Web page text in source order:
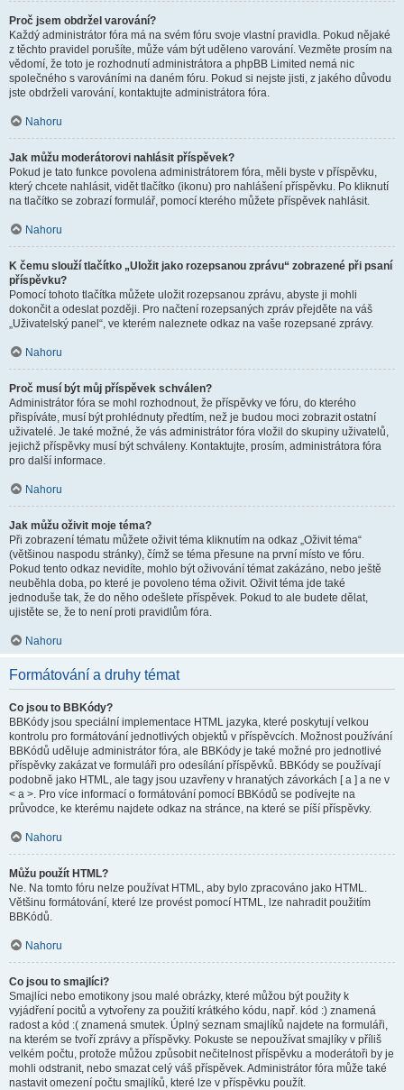
Proč jsem obdržel varování?
Každý administrátor fóra má na svém fóru svoje vlastní pravidla. Pokud nějaké
z těchto pravidel porušíte, může vám být uděleno varování. Vezměte prosím na
vědomí, že toto je rozhodnutí administrátora a phpBB Limited nemá nic
společného s varováními na daném fóru. Pokud si nejste jisti, z jakého důvodu
jste obdrželi varování, kontaktujte administrátora fóra.
Nahoru
Jak můžu moderátorovi nahlásit příspěvek?
Pokud je tato funkce povolena administrátorem fóra, měli byste v příspěvku,
který chcete nahlásit, vidět tlačítko (ikonu) pro nahlášení příspěvku. Po kliknutí
na tlačítko se zobrazí formulář, pomocí kterého můžete příspěvek nahlásit.
Nahoru
K čemu slouží tlačítko „Uložit jako rozepsanou zprávu“ zobrazené při psaní
příspěvku?
Pomocí tohoto tlačítka můžete uložit rozepsanou zprávu, abyste ji mohli
dokončit a odeslat později. Pro načtení rozepsaných zpráv přejděte na váš
„Uživatelský panel“, ve kterém naleznete odkaz na vaše rozepsané zprávy.
Nahoru
Proč musí být můj příspěvek schválen?
Administrátor fóra se mohl rozhodnout, že příspěvky ve fóru, do kterého
přispíváte, musí být prohlédnuty předtím, než je budou moci zobrazit ostatní
uživatelé. Je také možné, že vás administrátor fóra vložil do skupiny uživatelů,
jejichž příspěvky musí být schváleny. Kontaktujte, prosím, administrátora fóra
pro další informace.
Nahoru
Jak můžu oživit moje téma?
Při zobrazení tématu můžete oživit téma kliknutím na odkaz „Oživit téma“
(většinou naspodu stránky), čímž se téma přesune na první místo ve fóru.
Pokud tento odkaz nevidíte, mohlo být oživování témat zakázáno, nebo ještě
neuběhla doba, po které je povoleno téma oživit. Oživit téma jde také
jednoduše tak, že do něho odešlete příspěvek. Pokud to ale budete dělat,
ujistěte se, že to není proti pravidlům fóra.
Nahoru
Formátování a druhy témat
Co jsou to BBKódy?
BBKódy jsou speciální implementace HTML jazyka, které poskytují velkou
kontrolu pro formátování jednotlivých objektů v příspěvcích. Možnost používání
BBKódů uděluje administrátor fóra, ale BBKódy je také možné pro jednotlivé
příspěvky zakázat ve formuláři pro odesílání příspěvků. BBKódy se používají
podobně jako HTML, ale tagy jsou uzavřeny v hranatých závorkách [ a ] a ne v
< a >. Pro více informací o formátování pomocí BBKódů se podívejte na
průvodce, ke kterému najdete odkaz na stránce, na které se píší příspěvky.
Nahoru
Můžu použít HTML?
Ne. Na tomto fóru nelze používat HTML, aby bylo zpracováno jako HTML.
Většinu formátování, které lze provést pomocí HTML, lze nahradit použitím
BBKódů.
Nahoru
Co jsou to smajlíci?
Smajlíci nebo emotikony jsou malé obrázky, které můžou být použity k
vyjádření pocitů a vytvořeny za použití krátkého kódu, např. kód :) znamená
radost a kód :( znamená smutek. Úplný seznam smajlíků najdete na formuláři,
na kterém se tvoří zprávy a příspěvky. Pokuste se nepoužívat smajlíky v příliš
velkém počtu, protože můžou způsobit nečitelnost příspěvku a moderátoři by je
mohli odstranit, nebo smazat celý váš příspěvek. Administrátor fóra může také
nastavit omezení počtu smajlíků, které lze v příspěvku použít.